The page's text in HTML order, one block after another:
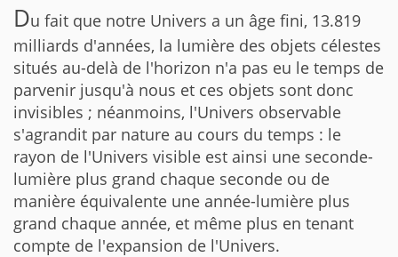
Du fait que notre Univers a un âge fini, 13.819
milliards d'années, la lumière des objets célestes
situés au-delà de l'horizon n'a pas eu le temps de
parvenir jusqu'à nous et ces objets sont donc
invisibles ; néanmoins, l'Univers observable
s'agrandit par nature au cours du temps : le
rayon de l'Univers visible est ainsi une seconde-
lumière plus grand chaque seconde ou de
manière équivalente une année-lumière plus
grand chaque année, et même plus en tenant
compte de l'expansion de l'Univers.